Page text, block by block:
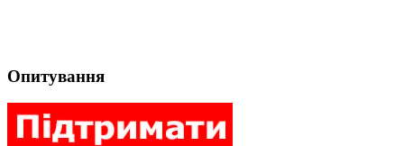
Опитування